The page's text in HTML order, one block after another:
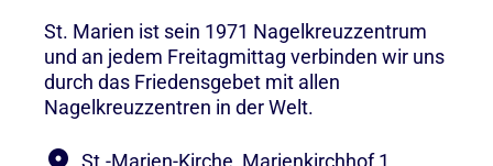
St. Marien ist sein 1971 Nagelkreuzzentrum
und an jedem Freitagmittag verbinden wir uns
durch das Friedensgebet mit allen
Nagelkreuzzentren in der Welt.
St.-Marien-Kirche, Marienkirchhof 1,